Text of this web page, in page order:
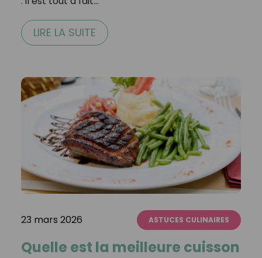
LIRE LA SUITE
23 mars 2026 ASTUCES CULINAIRES
Quelle est la meilleure cuisson